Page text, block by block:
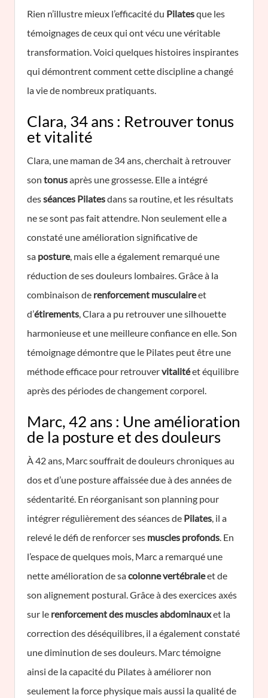
Rien n’illustre mieux l’efficacité du Pilatesque les
témoignages de ceux qui ont vécu une véritable
transformation. Voici quelques histoires inspirantes
qui démontrent comment cette discipline a changé
la vie de nombreux pratiquants.
Clara, 34 ans : Retrouver tonus
et vitalité
Clara, une maman de 34 ans, cherchait à retrouver
son tonusaprès une grossesse. Elle a intégré
desséances Pilatesdans sa routine, et les résultats
ne se sont pas fait attendre. Non seulement elle a
constaté une amélioration significative de
sa posture, mais elle a également remarqué une
réduction de ses douleurs lombaires. Grâce à la
combinaison de renforcement musculaireet
d’étirements, Clara a pu retrouver une silhouette
harmonieuse et une meilleure confiance en elle. Son
témoignage démontre que le Pilates peut être une
méthode efficace pour retrouvervitalitéet équilibre
après des périodes de changement corporel.
Marc, 42 ans : Une amélioration
de la posture et des douleurs
À 42 ans, Marc souffrait de douleurs chroniques au
dos et d’une posture affaissée due à des années de
sédentarité. En réorganisant son planning pour
intégrer régulièrement des séances de Pilates, il a
relevé le défi de renforcer ses muscles profonds. En
l’espace de quelques mois, Marc a remarqué une
nette amélioration de sacolonne vertébraleet de
son alignement postural. Grâce à des exercices axés
sur le renforcement des muscles abdominauxet la
correction des déséquilibres, il a également constaté
une diminution de ses douleurs. Marc témoigne
ainsi de la capacité du Pilates à améliorer non
seulement la force physique mais aussi la qualité de